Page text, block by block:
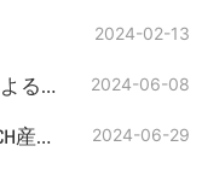
2024-02-13
GEP ECOTECH 工業用シュレッダーによるグラスファイバーのリサイクル 2024-06-08
産業固形廃棄物の増加をGEP ECOTECH産業用シュレッダーで管理 2024-06-29